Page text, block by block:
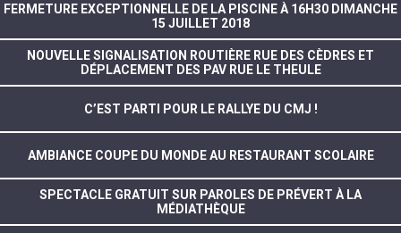
FERMETURE EXCEPTIONNELLE DE LA PISCINE À 16H30 DIMANCHE
15 JUILLET 2018
NOUVELLE SIGNALISATION ROUTIÈRE RUE DES CÈDRES ET
DÉPLACEMENT DES PAV RUE LE THEULE
C’EST PARTI POUR LE RALLYE DU CMJ !
AMBIANCE COUPE DU MONDE AU RESTAURANT SCOLAIRE
SPECTACLE GRATUIT SUR PAROLES DE PRÉVERT À LA
MÉDIATHÈQUE